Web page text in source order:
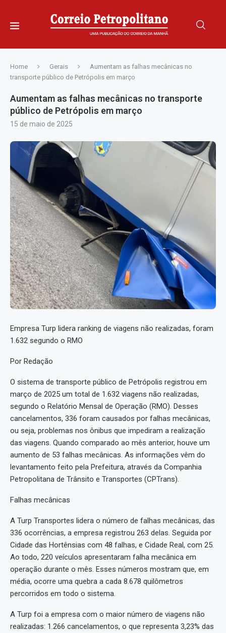
Home Gerais
Aumentam as falhas mecânicas no
transporte público de Petrópolis em março
Aumentam as falhas mecânicas no transporte
público de Petrópolis em março
15 de maio de 2025
Empresa Turp lidera ranking de viagens não realizadas, foram
1.632 segundo o RMO
Por Redação
O sistema de transporte público de Petrópolis registrou em
março de 2025 um total de 1.632 viagens não realizadas,
segundo o Relatório Mensal de Operação (RMO). Desses
cancelamentos, 336 foram causados por falhas mecânicas,
ou seja, problemas nos ônibus que impediram a realização
das viagens. Quando comparado ao mês anterior, houve um
aumento de 53 falhas mecânicas. As informações vêm do
levantamento feito pela Prefeitura, através da Companhia
Petropolitana de Trânsito e Transportes (CPTrans).
Falhas mecânicas
A Turp Transportes lidera o número de falhas mecânicas, das
336 ocorrências, a empresa registrou 263 delas. Seguida por
Cidade das Hortênsias com 48 falhas, e Cidade Real, com 25.
Ao todo, 220 veículos apresentaram falha mecânica em
operação durante o mês. Esses números mostram que, em
média, ocorre uma quebra a cada 8.678 quilômetros
percorridos em todo o sistema.
A Turp foi a empresa com o maior número de viagens não
realizadas: 1.266 cancelamentos, o que representa 3,23% das